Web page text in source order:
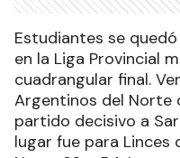
Estudiantes se
en la Liga Provincial
cuadrangular final.
Argentinos del Norte
partido decisivo a
lugar fue para Linces